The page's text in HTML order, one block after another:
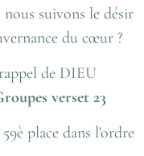
suivons le désir
du cœur ?
de DIEU
verset 23
place dans l'ordre